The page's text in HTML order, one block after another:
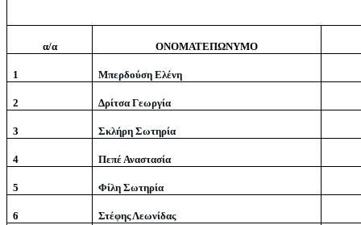
α/α ΟΝΟΜΑΤΕΠΩΝΥΜΟ
1 Μπερδούση Ελένη
2 Δρίτσα Γεωργία
3 Σκλήρη Σωτηρία
4 Πεπέ Αναστασία
5 Φίλη Σωτηρία
6 Στέφης Λεωνίδας